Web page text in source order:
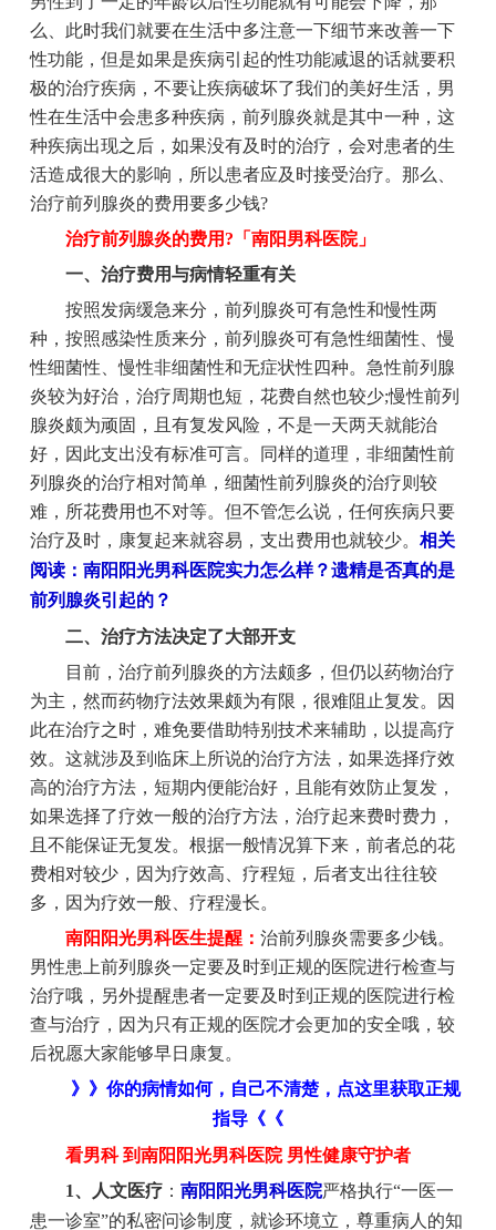
么、此时我们就要在生活中多注意一下细节来改善一下
性功能，但是如果是疾病引起的性功能减退的话就要积
极的治疗疾病，不要让疾病破坏了我们的美好生活，男
性在生活中会患多种疾病，前列腺炎就是其中一种，这
种疾病出现之后，如果没有及时的治疗，会对患者的生
活造成很大的影响，所以患者应及时接受治疗。那么、
治疗前列腺炎的费用要多少钱?
治疗前列腺炎的费用?「南阳男科医院」
一、治疗费用与病情轻重有关
按照发病缓急来分，前列腺炎可有急性和慢性两
种，按照感染性质来分，前列腺炎可有急性细菌性、慢
性细菌性、慢性非细菌性和无症状性四种。急性前列腺
炎较为好治，治疗周期也短，花费自然也较少;慢性前列
腺炎颇为顽固，且有复发风险，不是一天两天就能治
好，因此支出没有标准可言。同样的道理，非细菌性前
列腺炎的治疗相对简单，细菌性前列腺炎的治疗则较
难，所花费用也不对等。但不管怎么说，任何疾病只要
治疗及时，康复起来就容易，支出费用也就较少。 相关
阅读：南阳阳光男科医院实力怎么样？遗精是否真的是
前列腺炎引起的？
二、治疗方法决定了大部开支
目前，治疗前列腺炎的方法颇多，但仍以药物治疗
为主，然而药物疗法效果颇为有限，很难阻止复发。因
此在治疗之时，难免要借助特别技术来辅助，以提高疗
效。这就涉及到临床上所说的治疗方法，如果选择疗效
高的治疗方法，短期内便能治好，且能有效防止复发，
如果选择了疗效一般的治疗方法，治疗起来费时费力，
且不能保证无复发。根据一般情况算下来，前者总的花
费相对较少，因为疗效高、疗程短，后者支出往往较
多，因为疗效一般、疗程漫长。
南阳阳光男科医生提醒： 治前列腺炎需要多少钱。
男性患上前列腺炎一定要及时到正规的医院进行检查与
治疗哦，另外提醒患者一定要及时到正规的医院进行检
查与治疗，因为只有正规的医院才会更加的安全哦，较
后祝愿大家能够早日康复。
》》你的病情如何，自己不清楚，点这里获取正规
指导《《
看男科 到南阳阳光男科医院 男性健康守护者
1、人文医疗： 南阳阳光男科医院严格执行“一医一
患一诊室”的私密问诊制度，就诊环境立，尊重病人的知